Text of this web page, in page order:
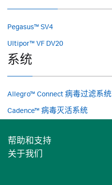
Pegasus™ SV4
Ultipor™ VF DV20
系统
Allegro™ Connect 病毒过滤系统
Cadence™ 病毒灭活系统
帮助和支持
关于我们